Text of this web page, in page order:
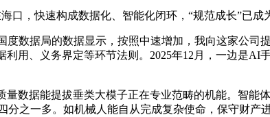
快速构成数据化、智能化闭环，“规范成长”已成
据局的数据显示，按照中速增加，我向这家公司
用、义务界定等环节法则。2025年12月，一边是
据能提拔垂类大模子正在专业范畴的机能。智能
之一多。如机械人能自从完成复杂使命，保守财